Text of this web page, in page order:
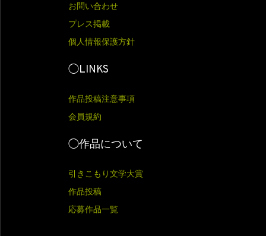
お問い合わせ
プレス掲載
個人情報保護方針
◯LINKS
作品投稿注意事項
会員規約
◯作品について
引きこもり文学大賞
作品投稿
応募作品一覧